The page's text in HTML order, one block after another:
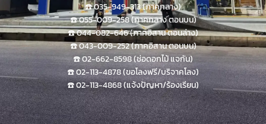
☎️ 035-949-313 (ภาคกลาง)
☎️ 055-009-258 (ภาคกลาง ตอนบน)
☎️ 044-082-646 (ภาคอิสาน ตอนล่าง)
☎️ 043-009-252 (ภาคอิสาน ตอนบน)
☎️ 02-662-8598 (ช่อดอกไม้ แจกัน)
☎️ 02-113-4878 (ขอโลงฟรี/บริจาคโลง)
☎️ 02-113-4868 (แจ้งปัญหา/ร้องเรียน)